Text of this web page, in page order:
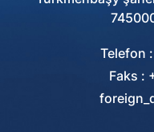
Telefon
Faks :